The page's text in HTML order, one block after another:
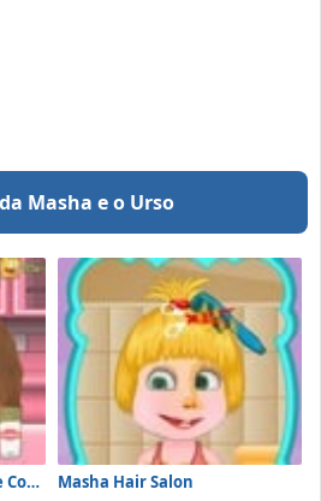
Masha e o Urso
Masha Cooking Chocolate Cookies Masha Hair Salon